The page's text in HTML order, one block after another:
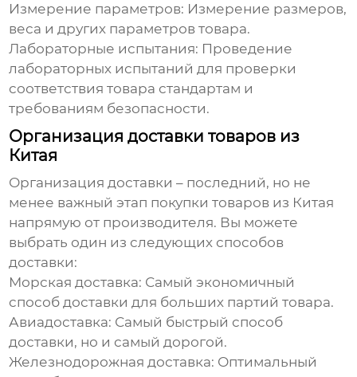
Измерение параметров: Измерение размеров,
веса и других параметров товара.
Лабораторные испытания: Проведение
лабораторных испытаний для проверки
соответствия товара стандартам и
требованиям безопасности.
Организация доставки товаров из
Китая
Организация доставки – последний, но не
менее важный этап покупки товаров из Китая
напрямую от производителя. Вы можете
выбрать один из следующих способов
доставки:
Морская доставка: Самый экономичный
способ доставки для больших партий товара.
Авиадоставка: Самый быстрый способ
доставки, но и самый дорогой.
Железнодорожная доставка: Оптимальный